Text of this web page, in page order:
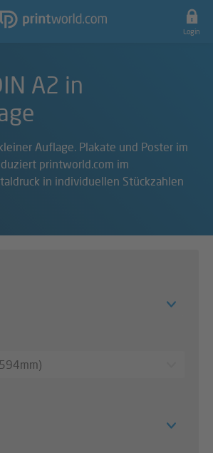
Login
A2 in
Auflage. Plakate und Poster im
printworld.com im
in individuellen Stückzahlen